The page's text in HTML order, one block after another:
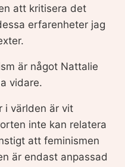
att kritisera det
erfarenheter jag
är något Nattalie
vidare.
i världen är vit
inte kan relatera
att feminismen
är endast anpassad